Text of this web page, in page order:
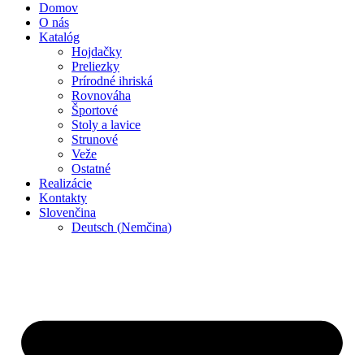
Domov
O nás
Katalóg
Hojdačky
Preliezky
Prírodné ihriská
Rovnováha
Športové
Stoly a lavice
Strunové
Veže
Ostatné
Realizácie
Kontakty
Slovenčina
Deutsch (Nemčina)